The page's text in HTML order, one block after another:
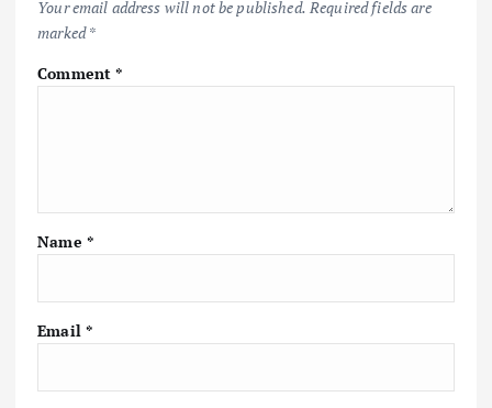
Your email address will not be published. Required fields are
marked*
Comment*
Name *
Email *